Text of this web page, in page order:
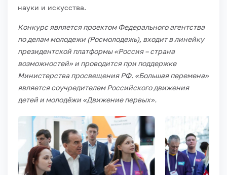
науки и искусства.
Конкурс является проектом Федерального агентства
по делам молодежи (Росмолодежь), входит в линейку
президентской платформы «Россия – страна
возможностей» и проводится при поддержке
Министерства просвещения РФ. «Большая перемена»
является соучредителем Российского движения
детей и молодёжи «Движение первых».